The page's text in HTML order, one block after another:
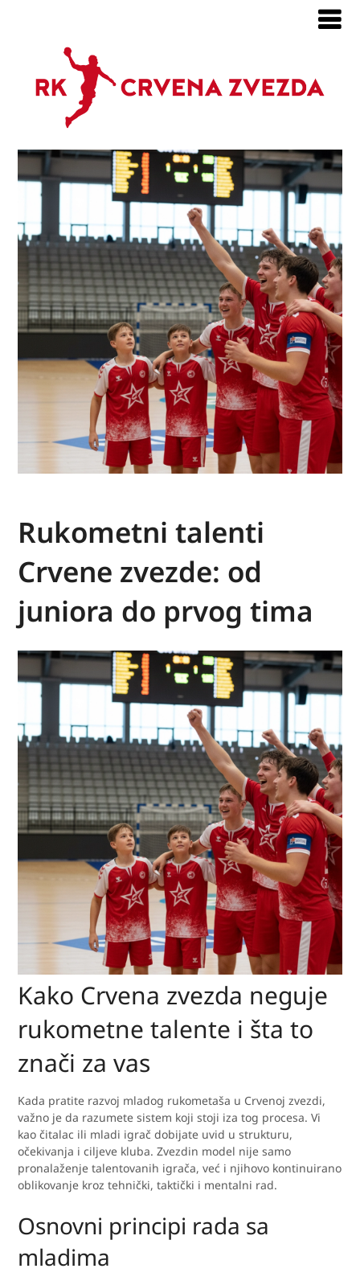
Rukometni talenti
Crvene zvezde: od
juniora do prvog tima
Kako Crvena zvezda neguje
rukometne talente i šta to
znači za vas
Kada pratite razvoj mladog rukometaša u Crvenoj zvezdi,
važno je da razumete sistem koji stoji iza tog procesa. Vi
kao čitalac ili mladi igrač dobijate uvid u strukturu,
očekivanja i ciljeve kluba. Zvezdin model nije samo
pronalaženje talentovanih igrača, već i njihovo kontinuirano
oblikovanje kroz tehnički, taktički i mentalni rad.
Osnovni principi rada sa
mladima